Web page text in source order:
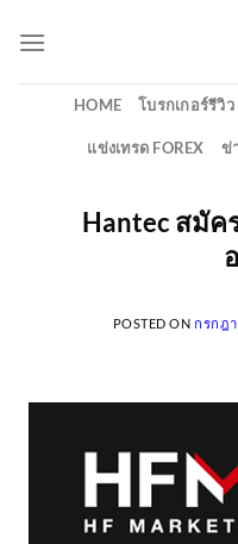
HOME โบรกเกอร์รีวิว
แข่งเทรด FOREX ข่
Hantec สมั
POSTED ON กรกฎ